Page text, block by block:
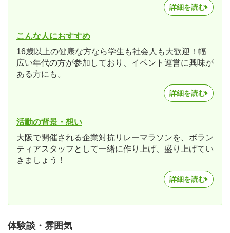
詳細を読む
こんな人におすすめ
16歳以上の健康な方なら学生も社会人も大歓迎！幅
広い年代の方が参加しており、イベント運営に興味が
ある方にも。
詳細を読む
活動の背景・想い
大阪で開催される企業対抗リレーマラソンを、ボラン
ティアスタッフとして一緒に作り上げ、盛り上げてい
きましょう！
詳細を読む
体験談・雰囲気